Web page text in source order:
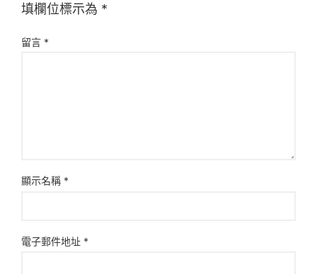
填欄位標示為 *
留言 *
顯示名稱 *
電子郵件地址 *